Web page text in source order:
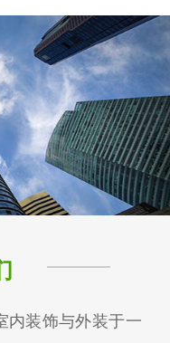
内装饰与外装于一